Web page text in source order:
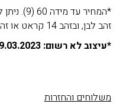
*המחיר עד
זהב לבן, ובזהב 14 קראט או זהב 18 קראט.
*עיצוב לא רשום: 09.03.2023
משלוחים והחזרות